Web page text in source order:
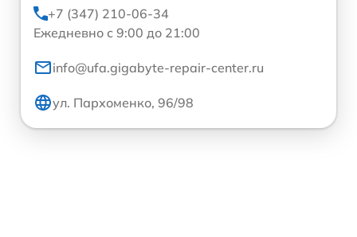
+7 (347) 210-06-34
Ежедневно с 9:00 до 21:00
info@ufa.gigabyte-repair-center.ru
ул. Пархоменко, 96/98